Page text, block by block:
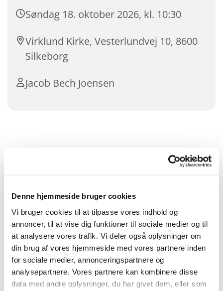
Denne hjemmeside bruger cookies
Vi bruger cookies til at tilpasse vores indhold og
annoncer, til at vise dig funktioner til sociale medier og til
at analysere vores trafik. Vi deler også oplysninger om
din brug af vores hjemmeside med vores partnere inden
for sociale medier, annonceringspartnere og
analysepartnere. Vores partnere kan kombinere disse
data med andre oplysninger, du har givet dem, eller som
Søndag 18. oktober 2026, kl. 10:30
Virklund Kirke, Vesterlundvej 10, 8600
Silkeborg
Jacob Bech Joensen